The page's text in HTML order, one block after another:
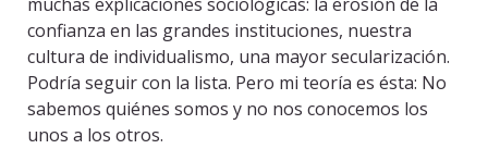
confianza en las grandes instituciones, nuestra
cultura de individualismo, una mayor secularización.
Podría seguir con la lista. Pero mi teoría es ésta: No
sabemos quiénes somos y no nos conocemos los
unos a los otros.